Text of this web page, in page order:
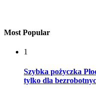
Most Popular
1
Szybka pożyczka
tylko dla